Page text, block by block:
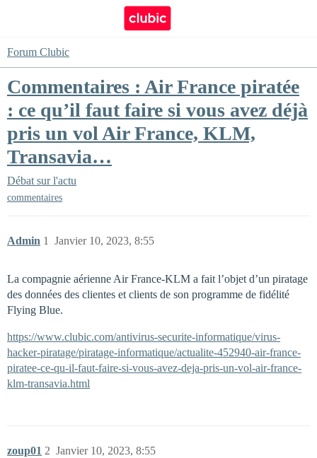
Forum Clubic
Commentaires : Air France piratée
: ce qu’il faut faire si vous avez déjà
pris un vol Air France, KLM,
Transavia…
Débat sur l'actu
commentaires
Admin Janvier 10, 2023, 8:55
1
La compagnie aérienne Air France-KLM a fait l’objet d’un piratage
des données des clientes et clients de son programme de fidélité
Flying Blue.
https://www.clubic.com/antivirus-securite-informatique/virus-
hacker-piratage/piratage-informatique/actualite-452940-air-france-
piratee-ce-qu-il-faut-faire-si-vous-avez-deja-pris-un-vol-air-france-
klm-transavia.html
zoup01 Janvier 10, 2023, 8:55
2